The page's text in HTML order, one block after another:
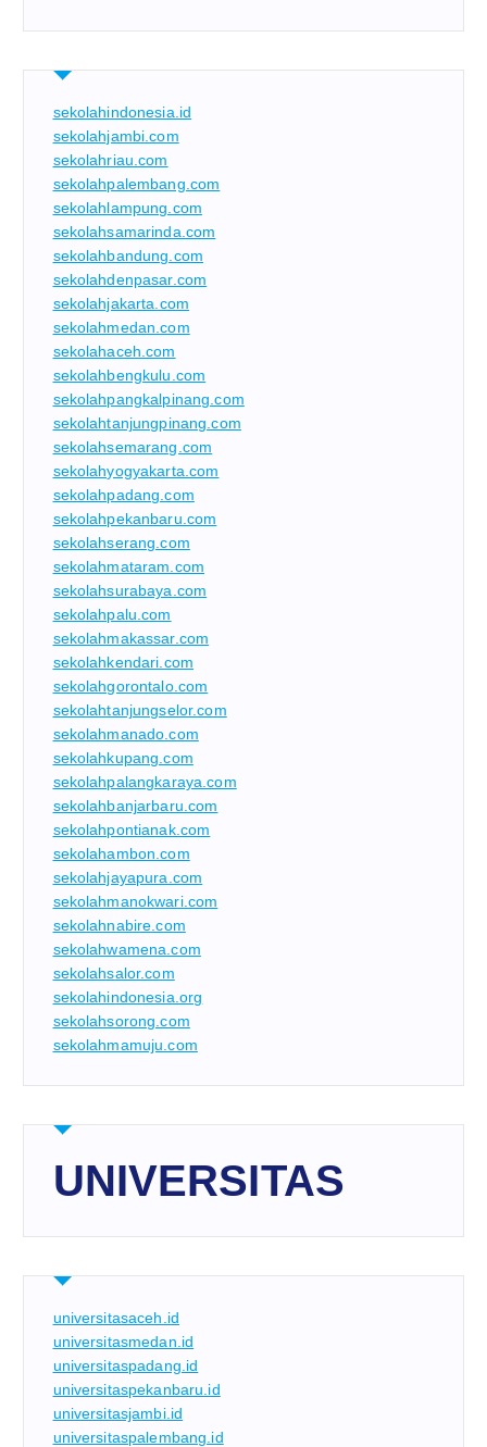
sekolahindonesia.id
sekolahjambi.com
sekolahriau.com
sekolahpalembang.com
sekolahlampung.com
sekolahsamarinda.com
sekolahbandung.com
sekolahdenpasar.com
sekolahjakarta.com
sekolahmedan.com
sekolahaceh.com
sekolahbengkulu.com
sekolahpangkalpinang.com
sekolahtanjungpinang.com
sekolahsemarang.com
sekolahyogyakarta.com
sekolahpadang.com
sekolahpekanbaru.com
sekolahserang.com
sekolahmataram.com
sekolahsurabaya.com
sekolahpalu.com
sekolahmakassar.com
sekolahkendari.com
sekolahgorontalo.com
sekolahtanjungselor.com
sekolahmanado.com
sekolahkupang.com
sekolahpalangkaraya.com
sekolahbanjarbaru.com
sekolahpontianak.com
sekolahambon.com
sekolahjayapura.com
sekolahmanokwari.com
sekolahnabire.com
sekolahwamena.com
sekolahsalor.com
sekolahindonesia.org
sekolahsorong.com
sekolahmamuju.com
UNIVERSITAS
universitasaceh.id
universitasmedan.id
universitaspadang.id
universitaspekanbaru.id
universitasjambi.id
universitaspalembang.id